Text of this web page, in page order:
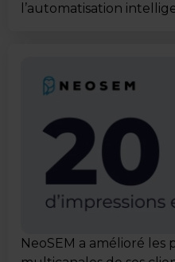
l’automatisation
NeoSEM a amélioré les